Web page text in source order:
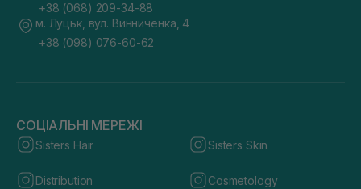
+38 (068) 209-34-88
м. Луцьк, вул. Винниченка, 4
+38 (098) 076-60-62
СОЦІАЛЬНІ МЕРЕЖІ
Sisters Hair Sisters Skin
Distribution Cosmetology